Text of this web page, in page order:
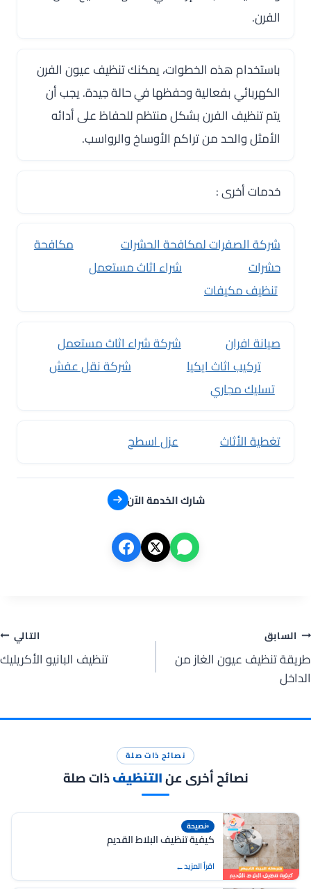
الفرن.
باستخدام هذه الخطوات، يمكنك تنظيف عيون الفرن
الكهربائي بفعالية وحفظها في حالة جيدة. يجب أن
يتم تنظيف الفرن بشكل منتظم للحفاظ على أدائه
الأمثل والحد من تراكم الأوساخ والرواسب.
خدمات أخرى :
شركة الصفرات لمكافحة الحشرات
مكافحة
حشرات
شراء اثاث مستعمل
تنظيف مكيفات
صيانة افران
شركة شراء اثاث مستعمل
تركيب اثاث ايكيا
شركة نقل عفش
تسليك مجاري
تغطية الأثاث عزل اسطح
شارك الخدمة الآن
تصفّح
المقالات
السابق
طريقة تنظيف عيون الغاز من
الداخل
التالي
تنظيف البانيو الأكريليك
نصائح ذات صلة
نصائح أخرى عنالتنظيفذات صلة
نصيحة
كيفية تنظيف البلاط القديم
اقرأ المزيد